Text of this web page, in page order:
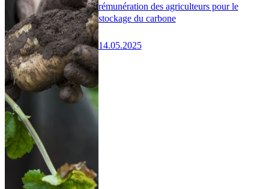
rémunération des agriculteurs pour le
stockage du carbone
14.05.2025